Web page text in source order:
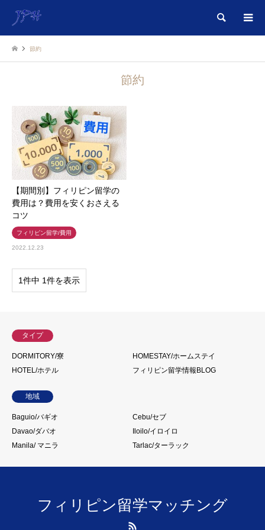
検索
節約
節約
【期間別】フィリピン留学の
費用は？費用を安くおさえる
コツ
フィリピン留学/費用
2022.12.23
1件中 1件を表示
タイプ
DORMITORY/寮
HOMESTAY/ホームステイ
HOTEL/ホテル
フィリピン留学情報BLOG
地域
Baguio/バギオ
Cebu/セブ
Davao/ダバオ
Iloilo/イロイロ
Manila/ マニラ
Tarlac/ターラック
フィリピン留学マッチング